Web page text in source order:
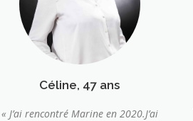
Céline, 47 ans
« J’ai rencontré Marine en 2020.J’ai